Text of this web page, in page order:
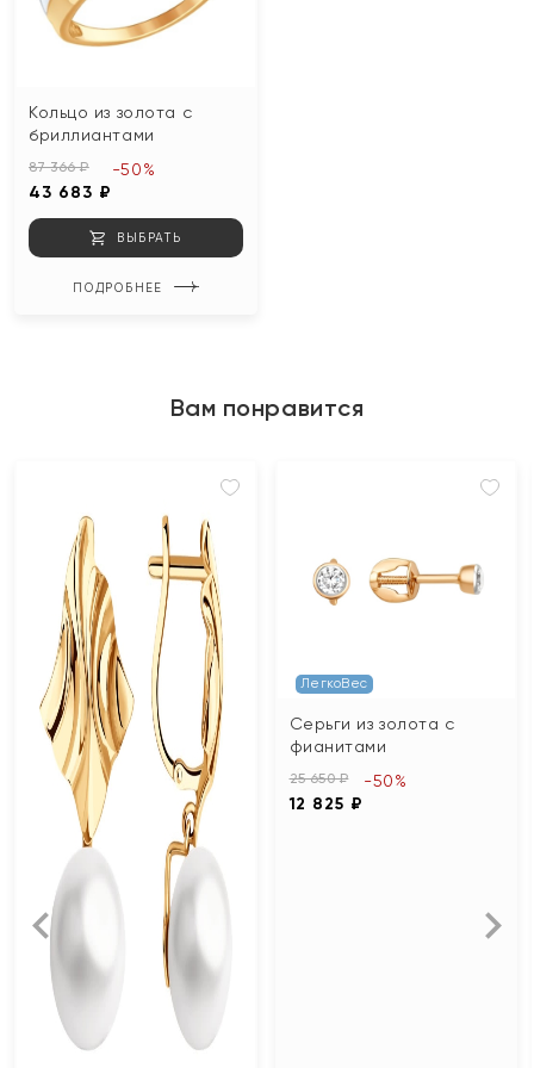
Кольцо из золота с
бриллиантами
87 366 ₽
43 683 ₽
-50%
ВЫБРАТЬ
ПОДРОБНЕЕ
Вам понравится
ЛегкоВес
Серьги из золота с
фианитами
25 650 ₽
12 825 ₽
-50%